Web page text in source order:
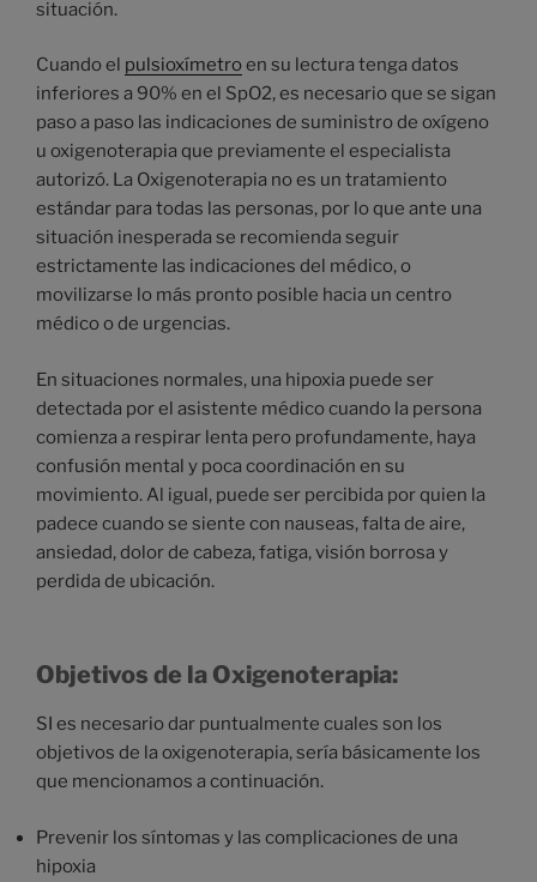
situación.
Cuando el pulsioxímetroen su lectura tenga datos
inferiores a 90% en el SpO2, es necesario que se sigan
paso a paso las indicaciones de suministro de oxígeno
u oxigenoterapia que previamente el especialista
autorizó. La Oxigenoterapia no es un tratamiento
estándar para todas las personas, por lo que ante una
situación inesperada se recomienda seguir
estrictamente las indicaciones del médico, o
movilizarse lo más pronto posible hacia un centro
médico o de urgencias.
En situaciones normales, una hipoxia puede ser
detectada por el asistente médico cuando la persona
comienza a respirar lenta pero profundamente, haya
confusión mental y poca coordinación en su
movimiento. Al igual, puede ser percibida por quien la
padece cuando se siente con nauseas, falta de aire,
ansiedad, dolor de cabeza, fatiga, visión borrosa y
perdida de ubicación.
Objetivos de la Oxigenoterapia:
SI es necesario dar puntualmente cuales son los
objetivos de la oxigenoterapia, sería básicamente los
que mencionamos a continuación.
Prevenir los síntomas y las complicaciones de una
hipoxia